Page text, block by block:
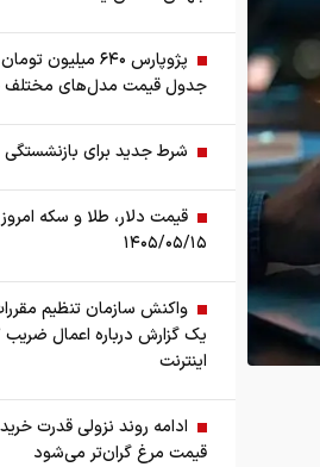
پژوپارس ۶۴۰ میلیون
جدول قیمت مدل‌های مختلف
شرط جدید برای بازنشستگی
قیمت دلار، طلا و سکه
۱۴۰۵/۰۵/۱۵
واکنش سازمان تنظیم
اینترنت
ادامه روند نزولی قدرت
قیمت مرغ گران‌تر می‌شود